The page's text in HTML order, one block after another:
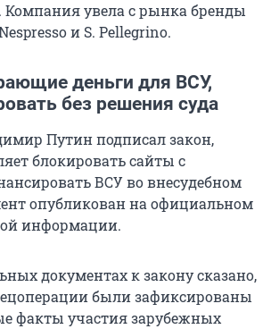
Компания увела с рынка бренды
и S. Pellegrino.
деньги для ВСУ,
без решения суда
Путин подписал закон,
блокировать сайты с
ВСУ во внесудебном
опубликован на официальном
информации.
документах к закону сказано,
были зафиксированы
факты участия зарубежных